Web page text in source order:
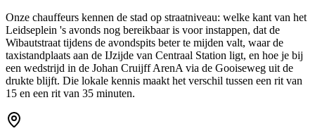
Onze chauffeurs kennen de stad op straatniveau: welke kant van het
Leidseplein 's avonds nog bereikbaar is voor instappen, dat de
Wibautstraat tijdens de avondspits beter te mijden valt, waar de
taxistandplaats aan de IJzijde van Centraal Station ligt, en hoe je bij
een wedstrijd in de Johan Cruijff ArenA via de Gooiseweg uit de
drukte blijft. Die lokale kennis maakt het verschil tussen een rit van
15 en een rit van 35 minuten.